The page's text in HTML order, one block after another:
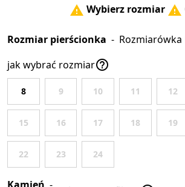
 Wybierz rozmiar 
Rozmiar pierścionka - Rozmiarówka
jak wybrać rozmiar
8 9 10 11 12
15 16 17 18 19
22 23 24